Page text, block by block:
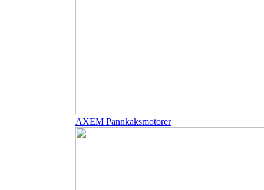
AXEM Pannkaksmotorer